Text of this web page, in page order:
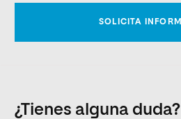
¿Tienes alguna duda?